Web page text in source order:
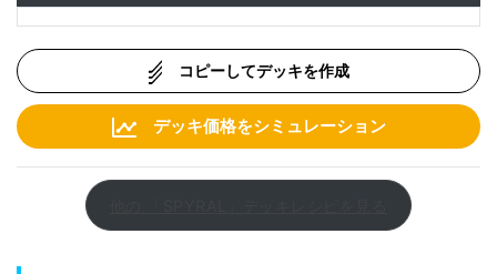
コピーしてデッキを作成
デッキ価格をシミュレーション